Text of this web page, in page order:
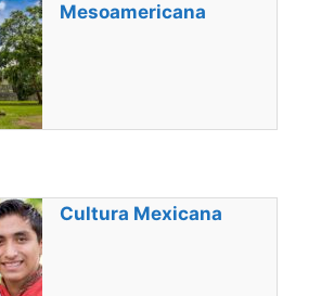
Mesoamericana
Cultura Mexicana